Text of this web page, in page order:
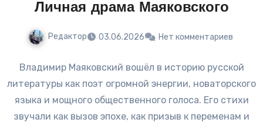
Личная драма Маяковского
Редактор 03.06.2026 Нет комментариев
Владимир Маяковский вошёл в историю русской
литературы как поэт огромной энергии, новаторского
языка и мощного общественного голоса. Его стихи
звучали как вызов эпохе, как призыв к переменам и